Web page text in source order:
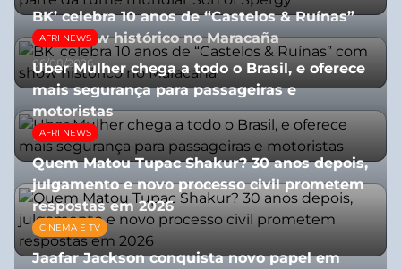
BK’ celebra 10 anos de “Castelos & Ruínas”
com show histórico no Maracaña
06/08/2026
AFRI NEWS
Uber Mulher chega a todo o Brasil, e oferece
mais segurança para passageiras e
motoristas
10/07/2026
AFRI NEWS
Quem Matou Tupac Shakur? 30 anos depois,
julgamento e novo processo civil prometem
respostas em 2026
05/08/2026
CINEMA E TV
Jaafar Jackson conquista novo papel em